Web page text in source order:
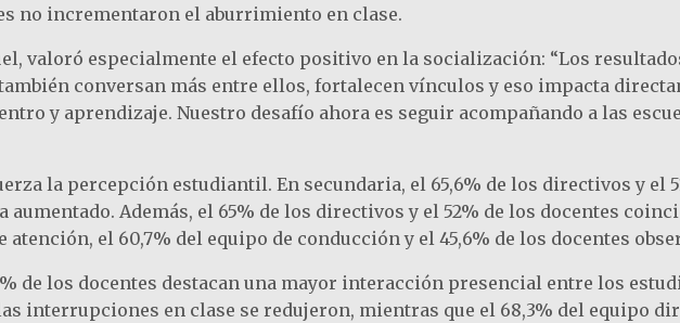
no incrementaron el aburrimiento en clase.
valoró especialmente el efecto positivo en la socialización: “Los
conversan más entre ellos, fortalecen vínculos y eso impacta
y aprendizaje. Nuestro desafío ahora es seguir acompañando a las
la percepción estudiantil. En secundaria, el 65,6% de los directivos y el
Además, el 65% de los directivos y el 52% de los docentes
el 60,7% del equipo de conducción y el 45,6% de los docentes
de los docentes destacan una mayor interacción presencial entre los
interrupciones en clase se redujeron, mientras que el 68,3% del equipo